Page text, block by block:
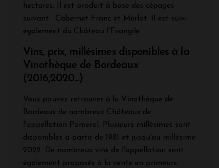
hectares. Il est produit à base des cépages
suivant : Cabernet Franc et Merlot. Il est suivi
également du Château l'Evangile.
Vins, prix, millésimes disponibles à la
Vinothèque de Bordeaux
(2016,2020...)
Vous pouvez retrouver à la Vinothèque de
Bordeaux de nombreux Châteaux de
l'appellation Pomerol. Plusieurs millésimes sont
disponibles à partir de 1981 et jusqu'au millésime
2022. De nombreux vins de l'appellation sont
également proposés à la vente en primeurs.